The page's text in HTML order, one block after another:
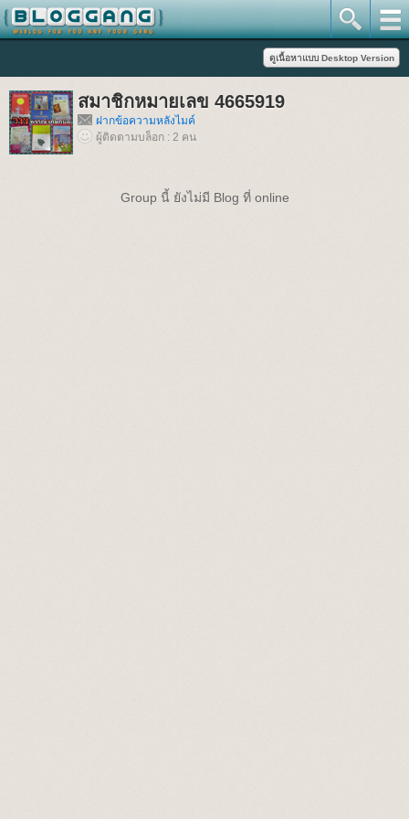
สมาชิกหมายเลข 4665919
ฝากข้อความหลังไมค์
ผู้ติดตามบล็อก : 2 คน
Group นี้ ยังไม่มี Blog ที่ online